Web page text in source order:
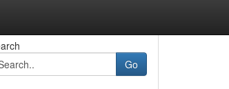
Go